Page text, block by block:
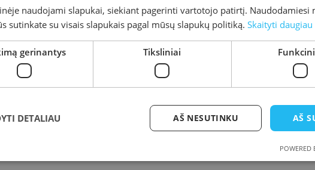
naudojami slapukai, siekiant pagerinti vartotojo patirtį. Naudodamiesi
sutinkate su visais slapukais pagal mūsų slapukų politiką. Skaityti daugiau
gerinantys Tiksliniai
AŠ
AŠ NESUTINKU
DETALIAU
POWERED